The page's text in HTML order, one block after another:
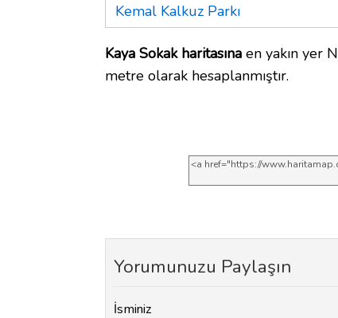
Kemal Kalkuz Parkı
Kaya Sokak haritasına en yakın yer
metre olarak hesaplanmıştır.
Yorumunuzu Paylaşın
İsminiz